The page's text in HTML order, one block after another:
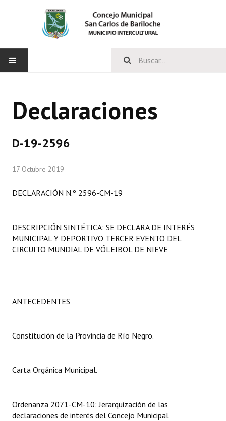
CONCEJO
Comisiones Especiales
Programas
Constitución Provincial
Digesto
DOCUMENTOS
Declaraciones
D-19-2596
17 Octubre 2019
DECLARACIÓN N.º 2596-CM-19
DESCRIPCIÓN SINTÉTICA: SE DECLARA DE INTERÉS
MUNICIPAL Y DEPORTIVO TERCER EVENTO DEL
CIRCUITO MUNDIAL DE VÓLEIBOL DE NIEVE
ANTECEDENTES
Constitución de la Provincia de Río Negro.
Carta Orgánica Municipal.
Ordenanza 2071-CM-10: Jerarquización de las
declaraciones de interés del Concejo Municipal.